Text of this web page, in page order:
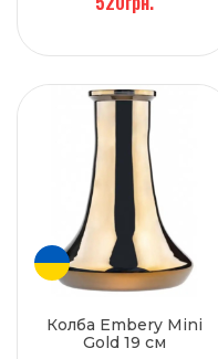
Колба Embery Mini
Gold 19 см